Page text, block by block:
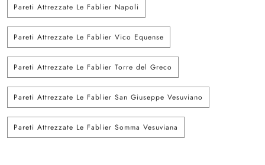
Pareti Attrezzate Le Fablier Napoli
Pareti Attrezzate Le Fablier Vico Equense
Pareti Attrezzate Le Fablier Torre del Greco
Pareti Attrezzate Le Fablier San Giuseppe Vesuviano
Pareti Attrezzate Le Fablier Somma Vesuviana